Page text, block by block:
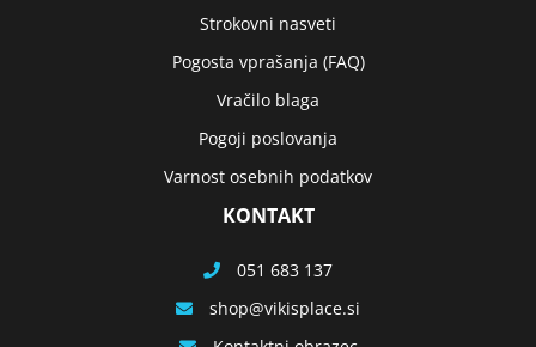
Strokovni nasveti
Pogosta vprašanja (FAQ)
Vračilo blaga
Pogoji poslovanja
Varnost osebnih podatkov
KONTAKT
051 683 137
shop
vikisplace.si